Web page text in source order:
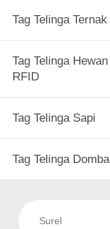
Tag Telinga Ternak
Tag Telinga Hewan
RFID
Tag Telinga Sapi
Tag Telinga Domba